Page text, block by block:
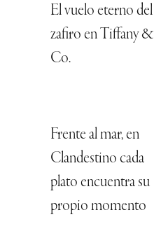
El vuelo eterno del
zafiro en Tiffany &
Co.
Frente al mar, en
Clandestino cada
plato encuentra su
propio momento